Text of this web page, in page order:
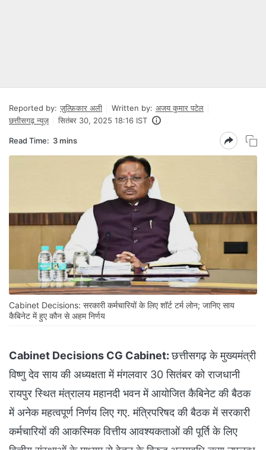
Reported by: ज़ुल्फ़िकार अली Written by: अजय कुमार पटेल
छत्तीसगढ़ न्यूज़
सितंबर 30, 2025 18:16 IST
Read Time: 3 mins
Cabinet Decisions: सरकारी कर्मचारियों के लिए शॉर्ट टर्म लोन; जानिए साय
कैबिनेट में हुए कौन से अहम निर्णय
Cabinet Decisions CG Cabinet:छत्तीसगढ़ के मुख्यमंत्री
विष्णु देव साय की अध्यक्षता में मंगलवार 30 सितंबर को राजधानी
रायपुर स्थित मंत्रालय महानदी भवन में आयोजित कैबिनेट की बैठक
में अनेक महत्वपूर्ण निर्णय लिए गए. मंत्रिपरिषद की बैठक में सरकारी
कर्मचारियों की आकस्मिक वित्तीय आवश्यकताओं की पूर्ति के लिए